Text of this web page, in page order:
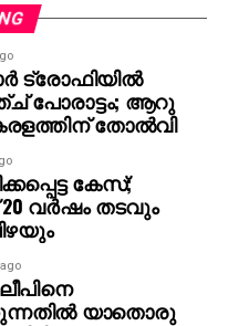
ട്രോഫിയില്‍
പോരാട്ടം; ആറു
തോല്‍വി
കേസ്;
വര്‍ഷം തടവും
യാതൊരു
ശ്വേത